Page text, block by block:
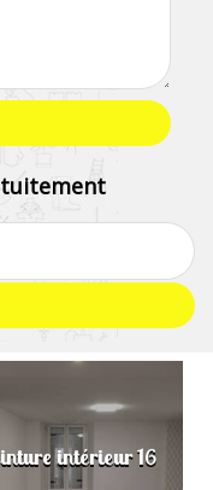
intérieur 16